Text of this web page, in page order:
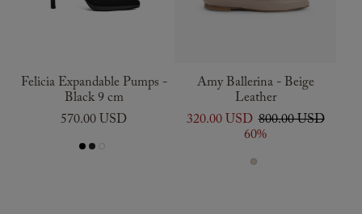
Felicia Expandable Pumps -
Black 9 cm
570.00 USD
Amy Ballerina - Beige
Leather
320.00 USD 800.00 USD
60%